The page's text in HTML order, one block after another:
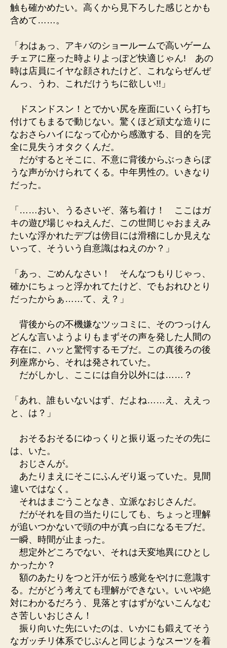
触も確かめたい。高くから見下ろした感じとかも
含めて……。
「わはぁっ、アキバのショールームで高いゲーム
チェアに座った時よりよっぽど快適じゃん! あの
時は店員にイヤな顔されたけど、これならぜんぜ
んっ、うわ、これだけうちに欲しい!!」
ドスンドスン！とでかい尻を座面にいくら打ち
付けてもまるで動じない。驚くほど頑丈な造りに
なおさらハイになって心から感激する、目的を完
全に見失うオタクくんだ。
だがするとそこに、不意に背後からぶっきらぼ
うな声がかけられてくる。中年男性の。いきなり
だった。
「……おい、うるさいぞ、落ち着け！ ここはガ
キの遊び場じゃねえんだ、この世間じゃおまえみ
たいな浮かれたデブは傍目には滑稽にしか見えな
いって、そういう自意識はねえのか？」
「あっ、ごめんなさい！ そんなつもりじゃっ、
確かにちょっと浮かれてたけど、でもおれひとり
だったからぁ……て、え？」
背後からの不機嫌なツッコミに、そのつっけん
どんな言いようよりもまずその声を発した人間の
存在に、ハッと驚愕するモブだ。この真後ろの後
列座席から、それは発されていた。
だがしかし、ここには自分以外には……？
「あれ、誰もいないはず、だよね……え、ええっ
と、は？」
おそるおそるにゆっくりと振り返ったその先に
は、いた。
おじさんが。
あたりまえにそこにふんぞり返っていた。見間
違いではなく。
それはまごうことなき、立派なおじさんだ。
だがそれを目の当たりにしても、ちょっと理解
が追いつかないで頭の中が真っ白になるモブだ。
一瞬、時間が止まった。
想定外どころでない、それは天変地異にひとし
かったか？
額のあたりをつと汗が伝う感覚をやけに意識す
る。だがどう考えても理解ができない。いいや絶
対にわかるだろう、見落とすはずがないこんなむ
さ苦しいおじさん！
振り向いた先にいたのは、いかにも鍛えてそう
なガッチリ体系でじぶんと同じようなスーツを着